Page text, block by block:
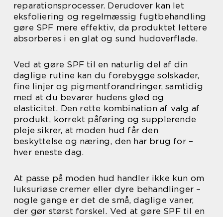
reparationsprocesser. Derudover kan let
eksfoliering og regelmæssig fugtbehandling
gøre SPF mere effektiv, da produktet lettere
absorberes i en glat og sund hudoverflade.
Ved at gøre SPF til en naturlig del af din
daglige rutine kan du forebygge solskader,
fine linjer og pigmentforandringer, samtidig
med at du bevarer hudens glød og
elasticitet. Den rette kombination af valg af
produkt, korrekt påføring og supplerende
pleje sikrer, at moden hud får den
beskyttelse og næring, den har brug for –
hver eneste dag.
At passe på moden hud handler ikke kun om
luksuriøse cremer eller dyre behandlinger –
nogle gange er det de små, daglige vaner,
der gør størst forskel. Ved at gøre SPF til en